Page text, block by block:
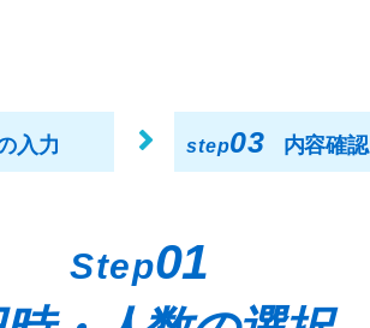
入力 step03 内容確認
Step01